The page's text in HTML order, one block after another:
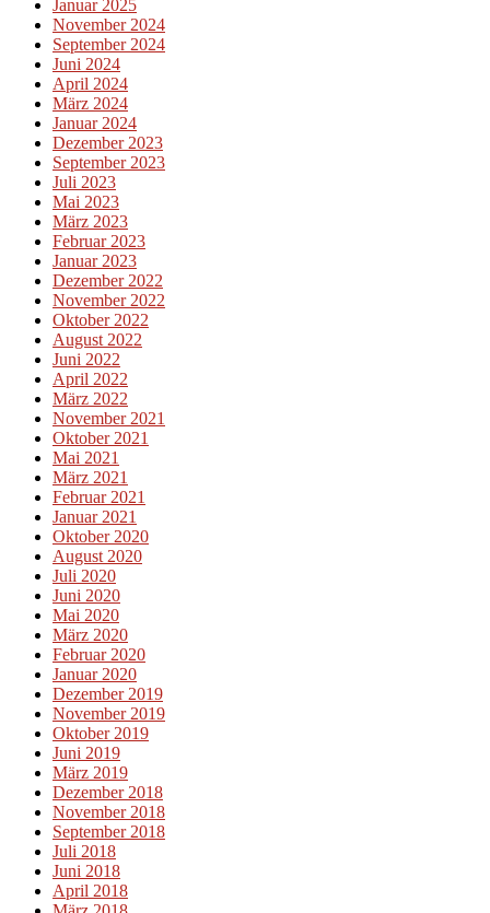
Januar 2025
November 2024
September 2024
Juni 2024
April 2024
März 2024
Januar 2024
Dezember 2023
September 2023
Juli 2023
Mai 2023
März 2023
Februar 2023
Januar 2023
Dezember 2022
November 2022
Oktober 2022
August 2022
Juni 2022
April 2022
März 2022
November 2021
Oktober 2021
Mai 2021
März 2021
Februar 2021
Januar 2021
Oktober 2020
August 2020
Juli 2020
Juni 2020
Mai 2020
März 2020
Februar 2020
Januar 2020
Dezember 2019
November 2019
Oktober 2019
Juni 2019
März 2019
Dezember 2018
November 2018
September 2018
Juli 2018
Juni 2018
April 2018